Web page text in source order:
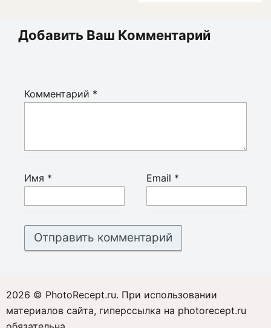
Добавить Ваш Комментарий
Комментарий *
Имя * Email *
2026 © PhotoRecept.ru. При использовании
материалов сайта, гиперссылка на photorecept.ru